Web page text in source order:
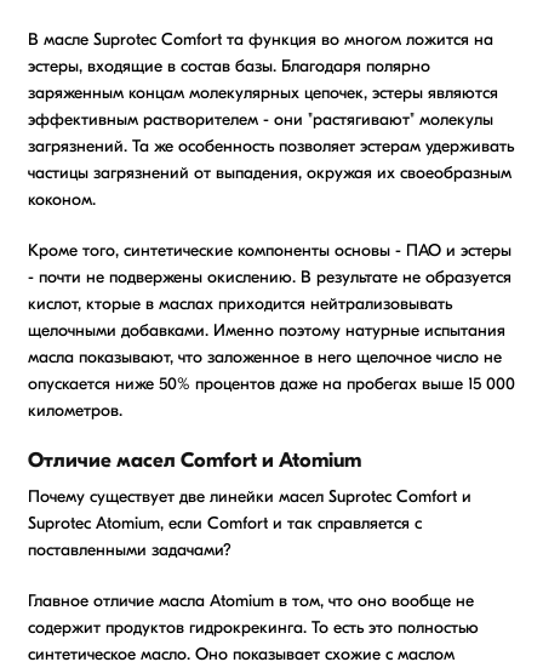
В масле Suprotec Comfort та функция во многом ложится на
эстеры, входящие в состав базы. Благодаря полярно
заряженным концам молекулярных цепочек, эстеры являются
эффективным растворителем - они "растягивают" молекулы
загрязнений. Та же особенность позволяет эстерам удерживать
частицы загрязнений от выпадения, окружая их своеобразным
коконом.
Кроме того, синтетические компоненты основы - ПАО и эстеры
- почти не подвержены окислению. В результате не образуется
кислот, кторые в маслах приходится нейтрализовывать
щелочными добавками. Именно поэтому натурные испытания
масла показывают, что заложенное в него щелочное число не
опускается ниже 50% процентов даже на пробегах выше 15 000
километров.
Отличие масел Comfort и Atomium
Почему существует две линейки масел Suprotec Comfort и
Suprotec Atomium, если Comfort и так справляется с
поставленными задачами?
Главное отличие масла Atomium в том, что оно вообще не
содержит продуктов гидрокрекинга. То есть это полностью
синтетическое масло. Оно показывает схожие с маслом